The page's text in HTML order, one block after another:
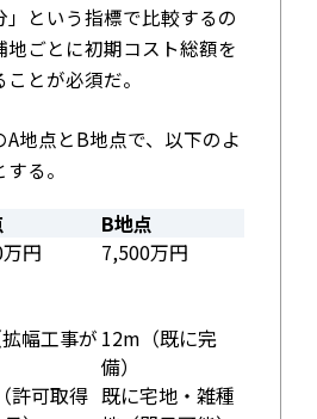
」という指標で比較するの
地ごとに初期コスト総額を
とが必須だ。
地点とB地点で、以下のよ
る。
B地点
円 7,500万円
幅工事が 12m（既に完
備）
許可取得 既に宅地・雑種